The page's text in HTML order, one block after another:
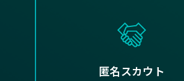
匿名スカウト